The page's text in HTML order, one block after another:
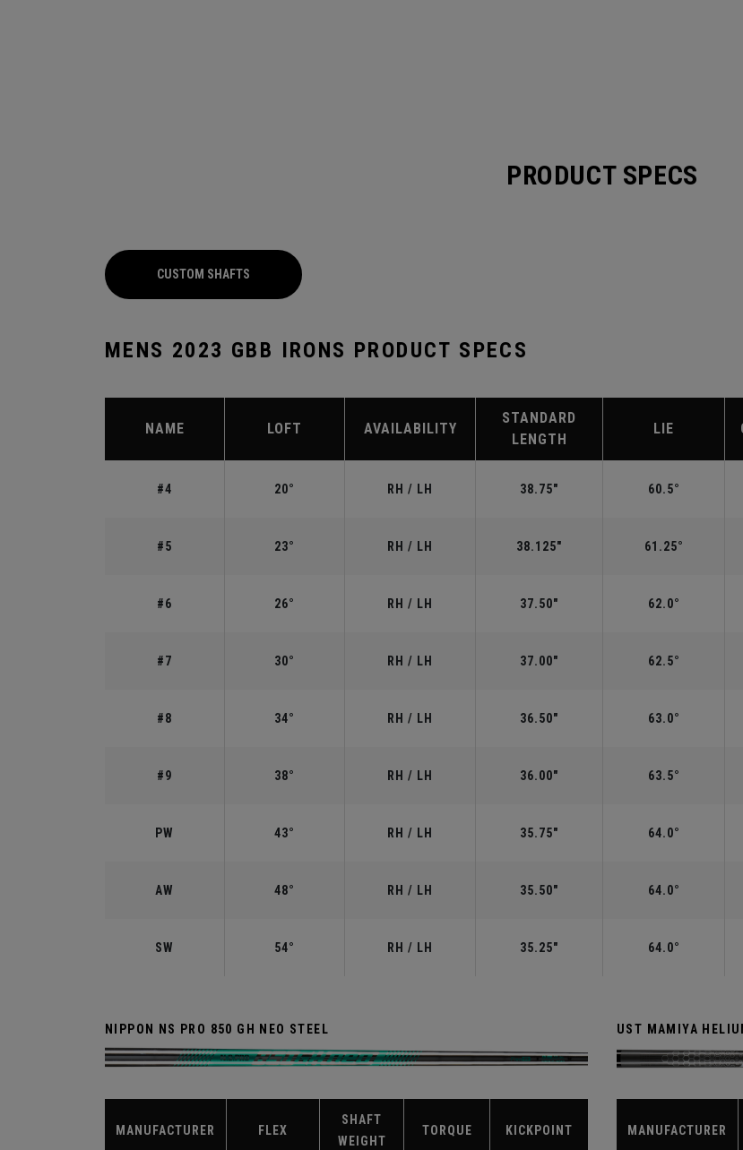
PRODUCT SPECS
CUSTOM SHAFTS
MENS 2023 GBB IRONS PRODUCT SPECS
NAME LOFT AVAILABILITY
STANDARD
LENGTH
LIE
#4 20° RH / LH 38.75" 60.5°
#5 23° RH / LH 38.125" 61.25°
#6 26° RH / LH 37.50" 62.0°
#7 30° RH / LH 37.00" 62.5°
#8 34° RH / LH 36.50" 63.0°
#9 38° RH / LH 36.00" 63.5°
PW 43° RH / LH 35.75" 64.0°
AW 48° RH / LH 35.50" 64.0°
SW 54° RH / LH 35.25" 64.0°
NIPPON NS PRO 850 GH NEO STEEL
MANUFACTURER FLEX
SHAFT
WEIGHT
TORQUE KICKPOINT
UST MAMIYA
MANUFACTURER